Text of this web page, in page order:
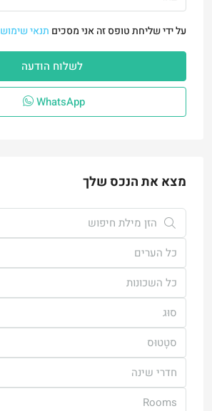
על ידי שליחת טופס זה אני מסכים תנאי שימוש
לשלוח הודעה
WhatsApp
מצא את הנכס שלך
כל הערים
כל השכונות
סוּג
סטָטוּס
חדרי שינה
Rooms